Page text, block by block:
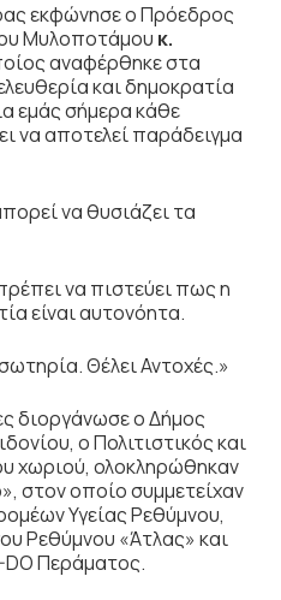
εκφώνησε ο Πρόεδρος
Μυλοποτάμου κ.
αναφέρθηκε στα
και δημοκρατία
εμάς σήμερα κάθε
να αποτελεί παράδειγμα
να θυσιάζει τα
να πιστεύει πως η
είναι αυτονόητα.
Θέλει Αντοχές.»
διοργάνωσε ο Δήμος
ο Πολιτιστικός και
χωριού, ολοκληρώθηκαν
στον οποίο συμμετείχαν
Υγείας Ρεθύμνου,
Ρεθύμνου «Άτλας» και
DO Περάματος.